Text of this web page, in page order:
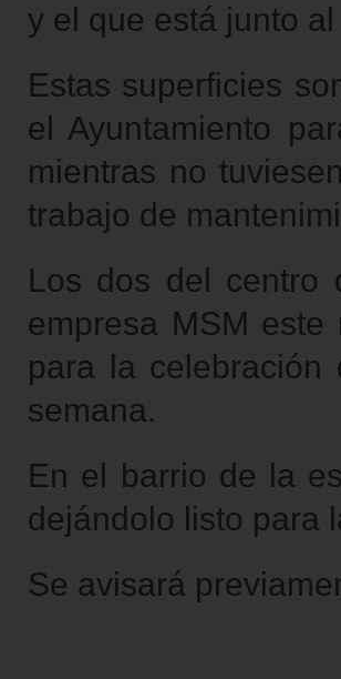
y el que está junto
Estas superficies
el Ayuntamiento
mientras no
trabajo de
Los dos del centro
empresa MSM
para la celebración
semana.
En el barrio de la
dejándolo listo para
Se avisará